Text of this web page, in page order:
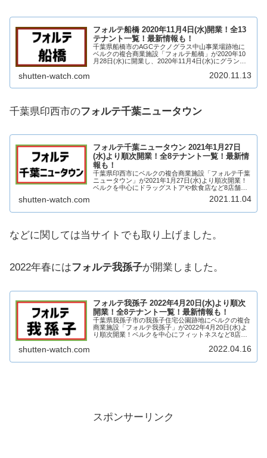
フォルテ船橋 2020年11月4日(水)開業！全13
テナント一覧！最新情報も！
千葉県船橋市のAGCテクノグラス中山事業場跡地に
ベルクの複合商業施設「フォルテ船橋」が2020年10
月28日(水)に開業し、2020年11月4日(水)にグランド
shutten-watch.com 2020.11.13
千葉県印西市のフォルテ千葉ニュータウン
フォルテ千葉ニュータウン 2021年1月27日
(水)より順次開業！全8テナント一覧！最新情
報も！
千葉県印西市にベルクの複合商業施設「フォルテ千葉
ニュータウン」が2021年1月27日(水)より順次開業！
ベルクを中心にドラッグストアや飲食店など8店舗が
出店！そんな、フォルテ千葉ニュータウンについてテ
ナントや求人情報についていろいろ見ていき...
shutten-watch.com 2021.11.04
などに関しては当サイトでも取り上げました。
2022年春にはフォルテ我孫子が開業しました。
フォルテ我孫子 2022年4月20日(水)より順次
開業！全8テナント一覧！最新情報も！
千葉県我孫子市の我孫子住宅公園跡地にベルクの複合
商業施設「フォルテ我孫子」が2022年4月20日(水)よ
り順次開業！ベルクを中心にフィットネスなど8店舗
求人情報についていろいろ見ていきたいと思...
shutten-watch.com 2022.04.16
スポンサーリンク